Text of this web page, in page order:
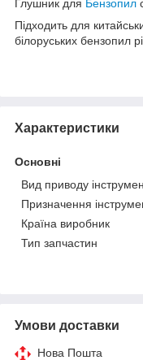
Глушник для Бензопил
Підходить для
білоруських бензопил
Характеристики
Основні
Вид приводу
Призначення
Країна виробник
Тип запчастин
Умови доставки
Нова Пошта